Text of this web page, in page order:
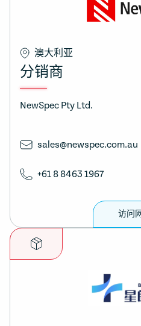
澳大利亚
分销商
NewSpec Pty Ltd.
sales@newspec.com.au
+61 8 8463 1967
访问